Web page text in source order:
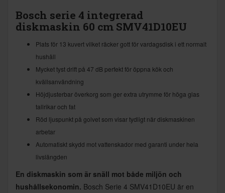
Bosch serie 4 integrerad
diskmaskin 60 cm SMV41D10EU
Plats för 13 kuvert vilket räcker gott för vardagsdisk i ett normalt
hushåll
Mycket tyst drift på 47 dB perfekt för öppna kök och
kvällsanvändning
Höjdjusterbar överkorg som ger extra utrymme för höga glas
tallrikar och fat
Röd ljuspunkt på golvet som visar tydligt när diskmaskinen
arbetar
Automatiskt skydd mot vattenskador med garanti under hela
livslängden
En diskmaskin som är snäll mot både miljön och
hushållsekonomin. Bosch Serie 4 SMV41D10EU är en